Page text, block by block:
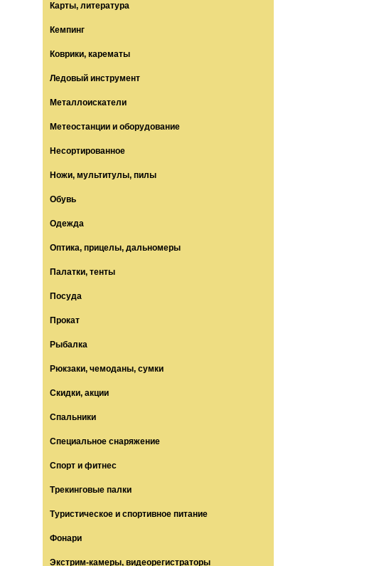
Карты, литература
Кемпинг
Коврики, карематы
Ледовый инструмент
Металлоискатели
Метеостанции и оборудование
Несортированное
Ножи, мультитулы, пилы
Обувь
Одежда
Оптика, прицелы, дальномеры
Палатки, тенты
Посуда
Прокат
Рыбалка
Рюкзаки, чемоданы, сумки
Скидки, акции
Спальники
Специальное снаряжение
Спорт и фитнес
Трекинговые палки
Туристическое и спортивное питание
Фонари
Экстрим-камеры, видеорегистраторы